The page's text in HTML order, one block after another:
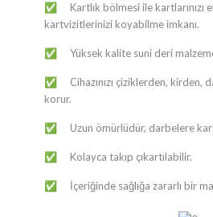
✅ Kartlık bölmesi ile
kartvizitlerinizi koyabilme imkanı.
✅ Yüksek kalite suni deri
✅ Cihazınızı çiziklerden,
korur.
✅ Uzun ömürlüdür, darbelere
✅ Kolayca takıp çıkartılabilir.
✅ İçeriğinde sağlığa zararlı bir